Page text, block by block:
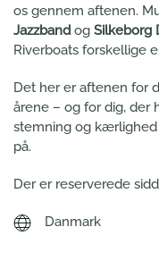
os gennem aftenen.
Jazzbandog Silkeborg
Riverboats forskellige
Det her er aftenen for
årene – og for dig, der
stemning og kærlighed
på.
Der er reserverede
Danmark